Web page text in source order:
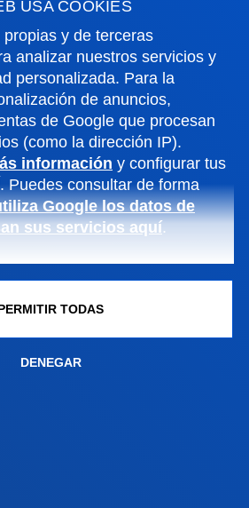
USA COOKIES
y de terceras
analizar nuestros servicios y
personalizada. Para la
de anuncios,
de Google que procesan
(como la dirección IP).
información y configurar tus
. Puedes consultar de forma
Google los datos de
sus servicios aquí.
TODAS
DENEGAR